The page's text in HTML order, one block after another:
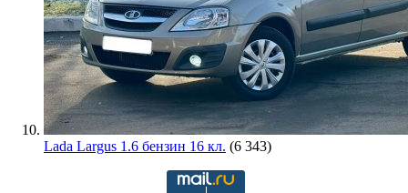
Lada Largus 1.6 бензин 16 кл. (6 343)